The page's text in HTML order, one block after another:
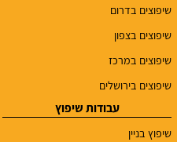
שיפוצים בדרום
שיפוצים בצפון
שיפוצים במרכז
שיפוצים בירושלים
עבודות שיפוץ
שיפוץ בניין